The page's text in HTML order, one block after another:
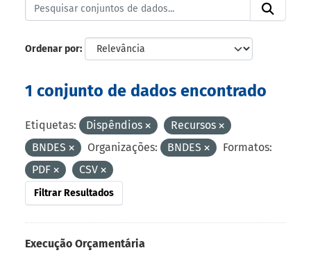
Ordenar por
1 conjunto de dados encontrado
Etiquetas: Dispêndios
Recursos
BNDES
Organizações: BNDES
Formatos:
PDF
CSV
Filtrar Resultados
Execução Orçamentária